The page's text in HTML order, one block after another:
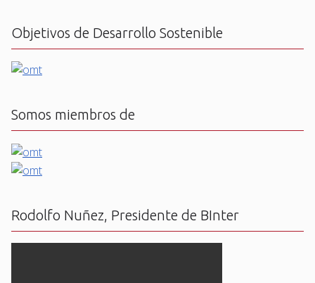
Objetivos de Desarrollo Sostenible
Somos miembros de
Rodolfo Nuñez, Presidente de BInter